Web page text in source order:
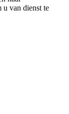
u van dienst te